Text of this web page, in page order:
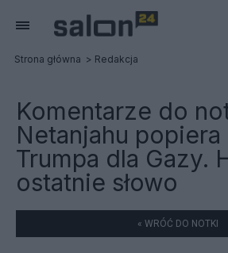
Strona główna Redakcja
Komentarze do
Netanjahu popiera
Trumpa dla Gazy.
ostatnie słowo
« WRÓĆ DO NOTKI